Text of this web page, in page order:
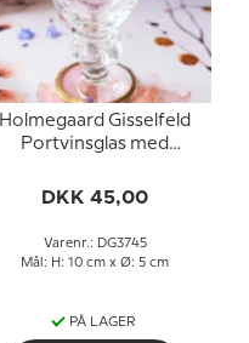
Holmegaard Gisselfeld
Portvinsglas med
DKK 45,00
Varenr.: DG3745
Mål: H: 10 cm x Ø: 5 cm
PÅ LAGER